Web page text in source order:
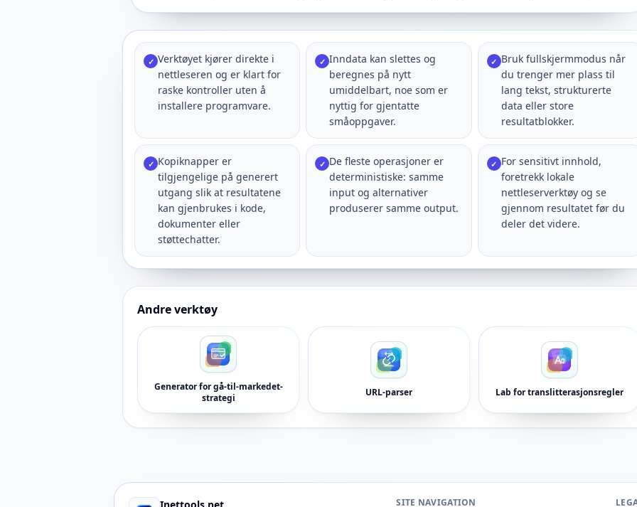
✓ Verktøyet kjører direkte i
nettleseren og er klart for
raske kontroller uten å
installere programvare.
✓ Inndata kan slettes og
beregnes på nytt
umiddelbart, noe som er
nyttig for gjentatte
småoppgaver.
✓ Bruk fullskjermmodus når
du trenger mer plass til
lang tekst, strukturerte
data eller store
resultatblokker.
✓ Kopiknapper er
tilgjengelige på generert
utgang slik at resultatene
kan gjenbrukes i kode,
dokumenter eller
støttechatter.
✓ De fleste operasjoner er
deterministiske: samme
input og alternativer
produserer samme output.
✓ For sensitivt innhold,
foretrekk lokale
nettleserverktøy og se
gjennom resultatet før du
deler det videre.
Andre verktøy
Generator for gå-til-markedet-
strategi
URL-parser Lab for translitterasjonsregler
SITE NAVIGATION